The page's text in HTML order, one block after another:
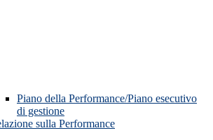
Piano della Performance/Piano esecutivo
di gestione
sulla Performance